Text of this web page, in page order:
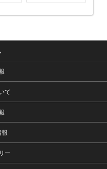
て
報
ー